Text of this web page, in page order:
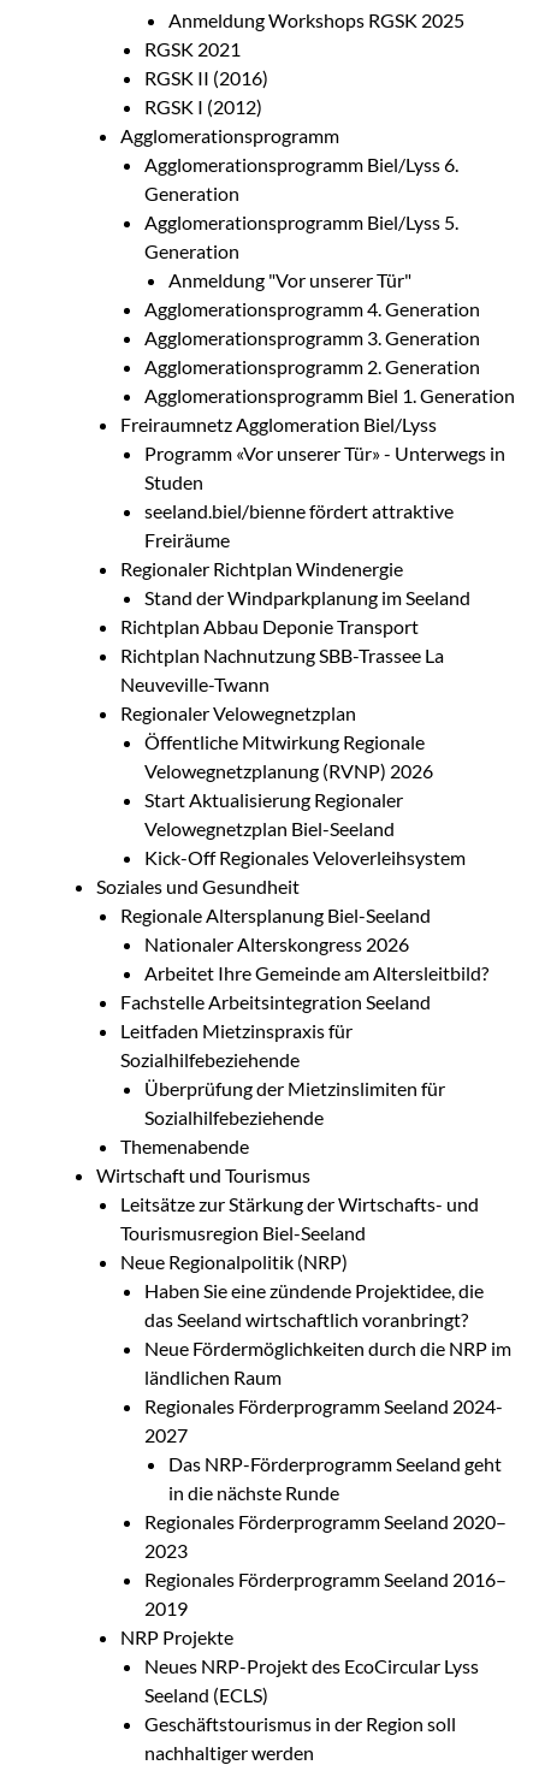
Anmeldung Workshops RGSK 2025
RGSK 2021
RGSK II (2016)
RGSK I (2012)
Agglomerationsprogramm
Agglomerationsprogramm Biel/Lyss 6.
Generation
Agglomerationsprogramm Biel/Lyss 5.
Generation
Anmeldung "Vor unserer Tür"
Agglomerationsprogramm 4. Generation
Agglomerationsprogramm 3. Generation
Agglomerationsprogramm 2. Generation
Agglomerationsprogramm Biel 1. Generation
Freiraumnetz Agglomeration Biel/Lyss
Programm «Vor unserer Tür» - Unterwegs in
Studen
seeland.biel/bienne fördert attraktive
Freiräume
Regionaler Richtplan Windenergie
Stand der Windparkplanung im Seeland
Richtplan Abbau Deponie Transport
Richtplan Nachnutzung SBB-Trassee La
Neuveville-Twann
Regionaler Velowegnetzplan
Öffentliche Mitwirkung Regionale
Velowegnetzplanung (RVNP) 2026
Start Aktualisierung Regionaler
Velowegnetzplan Biel-Seeland
Kick-Off Regionales Veloverleihsystem
Soziales und Gesundheit
Regionale Altersplanung Biel-Seeland
Nationaler Alterskongress 2026
Arbeitet Ihre Gemeinde am Altersleitbild?
Fachstelle Arbeitsintegration Seeland
Leitfaden Mietzinspraxis für
Sozialhilfebeziehende
Überprüfung der Mietzinslimiten für
Sozialhilfebeziehende
Themenabende
Wirtschaft und Tourismus
Leitsätze zur Stärkung der Wirtschafts- und
Tourismusregion Biel-Seeland
Neue Regionalpolitik (NRP)
Haben Sie eine zündende Projektidee, die
das Seeland wirtschaftlich voranbringt?
Neue Fördermöglichkeiten durch die NRP im
ländlichen Raum
Regionales Förderprogramm Seeland 2024-
2027
Das NRP-Förderprogramm Seeland geht
in die nächste Runde
Regionales Förderprogramm Seeland 2020–
2023
Regionales Förderprogramm Seeland 2016–
2019
NRP Projekte
Neues NRP-Projekt des EcoCircular Lyss
Seeland (ECLS)
Geschäftstourismus in der Region soll
nachhaltiger werden